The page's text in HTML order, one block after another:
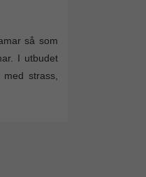
så som
I utbudet
strass,